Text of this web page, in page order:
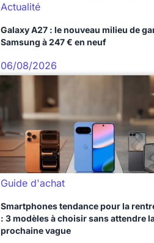
Actualité
Galaxy A27 : le nouveau milieu de
Samsung à 247 € en neuf
06/08/2026
Guide d'achat
Smartphones tendance pour la
: 3 modèles à choisir sans attendre
prochaine vague